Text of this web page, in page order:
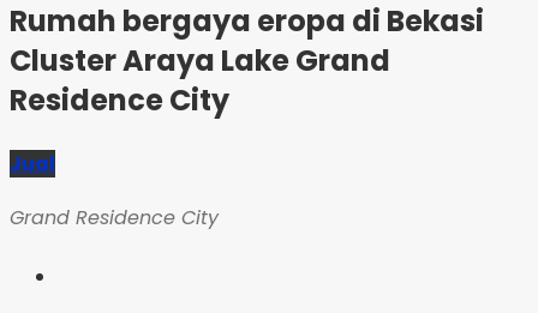
Rumah bergaya eropa di Bekasi
Cluster Araya Lake Grand
Residence City
Jual
Grand Residence City